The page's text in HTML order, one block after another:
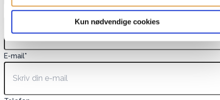
Kun nødvendige cookies
Navn*
E-mail*